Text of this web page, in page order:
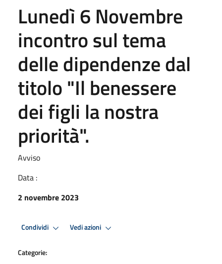
Lunedì 6 Novembre
incontro sul tema
delle dipendenze dal
titolo "Il benessere
dei figli la nostra
priorità".
Avviso
Data :
2 novembre 2023
Condividi Vedi azioni
Categorie: